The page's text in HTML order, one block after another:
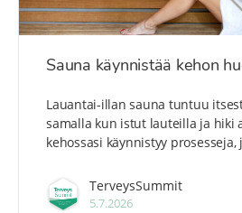
Sauna käynnistää kehon
Lauantai-illan sauna tuntuu
samalla kun istut lauteilla ja hiki
kehossasi käynnistyy
TerveysSummit
5.7.2026